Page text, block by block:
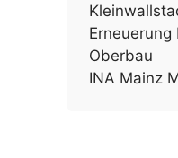
Erneuerung
Oberbau
INA Mainz